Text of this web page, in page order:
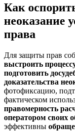
Как
неоказание
права
Для защиты прав
выстроить
подготовить
доказательства
фотофиксацию,
фактическом
правомерность
оператором своих
эффективны